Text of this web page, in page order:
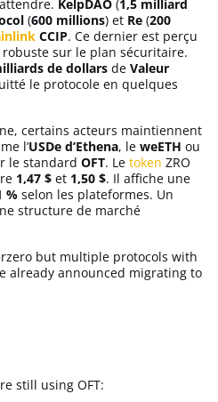
KelpDAO (1,5 milliard
(600 millions) et Re (200
CCIP. Ce dernier est perçu
sur le plan sécuritaire.
de dollars de Valeur
le protocole en quelques
certains acteurs maintiennent
l’USDe d’Ethena, le weETH ou
le standard OFT. Le token ZRO
1,47 $ et 1,50 $. Il affiche une
% selon les plateformes. Un
structure de marché
but multiple protocols with
already announced migrating to
still using OFT: